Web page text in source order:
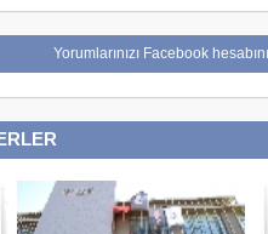
Yorumlarınızı Facebook